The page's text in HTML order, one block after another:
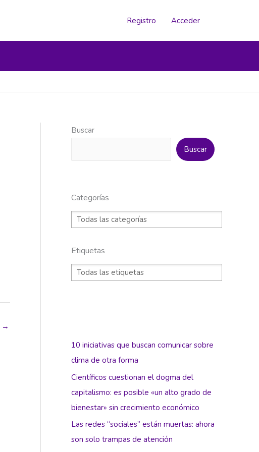
Registro Acceder
→
Buscar
Buscar
Categorías
Etiquetas
10 iniciativas que buscan comunicar sobre
clima de otra forma
Científicos cuestionan el dogma del
capitalismo: es posible «un alto grado de
bienestar» sin crecimiento económico
Las redes “sociales” están muertas: ahora
son solo trampas de atención